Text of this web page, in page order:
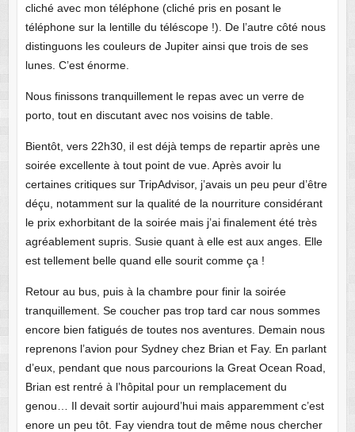
cliché avec mon téléphone (cliché pris en posant le
téléphone sur la lentille du téléscope !). De l’autre côté nous
distinguons les couleurs de Jupiter ainsi que trois de ses
lunes. C’est énorme.
Nous finissons tranquillement le repas avec un verre de
porto, tout en discutant avec nos voisins de table.
Bientôt, vers 22h30, il est déjà temps de repartir après une
soirée excellente à tout point de vue. Après avoir lu
certaines critiques sur TripAdvisor, j’avais un peu peur d’être
déçu, notamment sur la qualité de la nourriture considérant
le prix exhorbitant de la soirée mais j’ai finalement été très
agréablement supris. Susie quant à elle est aux anges. Elle
est tellement belle quand elle sourit comme ça !
Retour au bus, puis à la chambre pour finir la soirée
tranquillement. Se coucher pas trop tard car nous sommes
encore bien fatigués de toutes nos aventures. Demain nous
reprenons l’avion pour Sydney chez Brian et Fay. En parlant
d’eux, pendant que nous parcourions la Great Ocean Road,
Brian est rentré à l’hôpital pour un remplacement du
genou… Il devait sortir aujourd’hui mais apparemment c’est
enore un peu tôt. Fay viendra tout de même nous chercher